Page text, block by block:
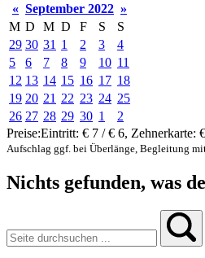
« September 2022 »
M D M D F S
S
29 30 31 1 2 3
4
5
6 7 8 9 10 11
12 13 14 15 16 17 18
19 20 21 22 23 24 25
26 27 28 29 30 1
2
Preise:Eintritt: € 7 / € 6, Zehnerkarte:
Aufschlag ggf. bei Überlänge, Begleitung
Nichts gefunden, was